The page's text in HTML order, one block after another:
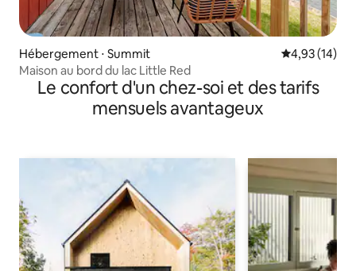
Hébergement ⋅ Summit Évaluation
4,93 (14)
Maison au bord du lac Little Red
Le confort d'un chez-soi et des tarifs
mensuels avantageux